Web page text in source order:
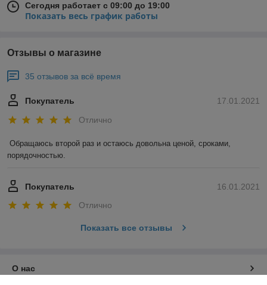
Сегодня работает с 09:00 до 19:00
Показать весь график работы
Отзывы о магазине
35 отзывов за всё время
17.01.2021
Покупатель
Отлично
Обращаюсь второй раз и остаюсь довольна ценой, сроками,
порядочностью.
16.01.2021
Покупатель
Отлично
Показать все отзывы
О нас